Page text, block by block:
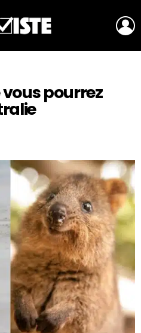
pourrez